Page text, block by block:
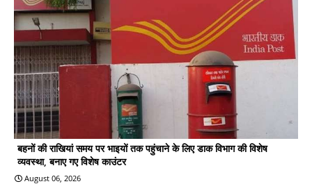
बहनों की राखियां समय पर भाइयों तक पहुंचाने के लिए डाक विभाग की विशेष
व्यवस्था, बनाए गए विशेष काउंटर
August 06, 2026